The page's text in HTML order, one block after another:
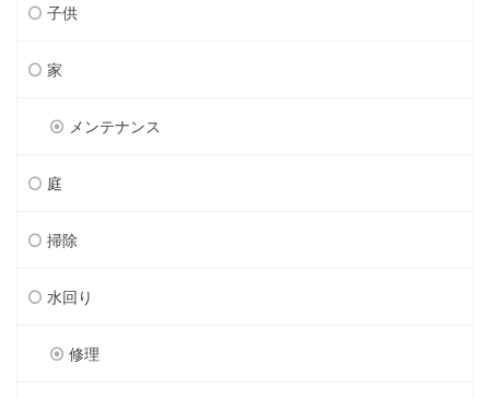
子供
家
メンテナンス
庭
掃除
水回り
修理